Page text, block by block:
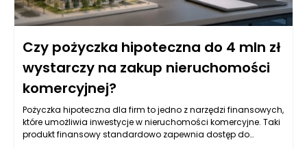
Czy pożyczka hipoteczna do 4 mln zł
wystarczy na zakup nieruchomości
komercyjnej?
Pożyczka hipoteczna dla firm to jedno z narzędzi finansowych,
które umożliwia inwestycje w nieruchomości komercyjne. Taki
produkt finansowy standardowo zapewnia dostęp do